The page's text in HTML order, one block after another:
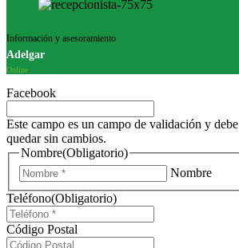
Información y asesoramiento
Adelgar
Online
Facebook
Este campo es un campo de validación y debe
quedar sin cambios.
Nombre(Obligatorio)
Nombre
Teléfono(Obligatorio)
Código Postal